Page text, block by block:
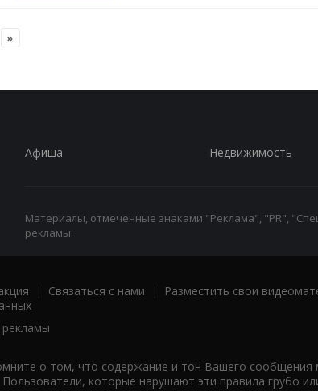
»
Афиша Недвижимость
Материалы, отмеченные знаками "Реклама", "PR",
рекламы.
| Связаться с нами | Разместить свои
о том, что содержание и тон Вашего сообщения
которые нарушают эти правила грубо